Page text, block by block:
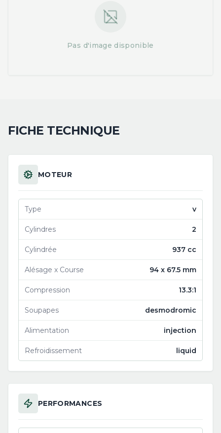
Pas d'image disponible
FICHE TECHNIQUE
MOTEUR
Type v
Cylindres 2
Cylindrée 937 cc
Alésage x Course 94 x 67.5 mm
Compression 13.3:1
Soupapes desmodromic
Alimentation injection
Refroidissement liquid
PERFORMANCES